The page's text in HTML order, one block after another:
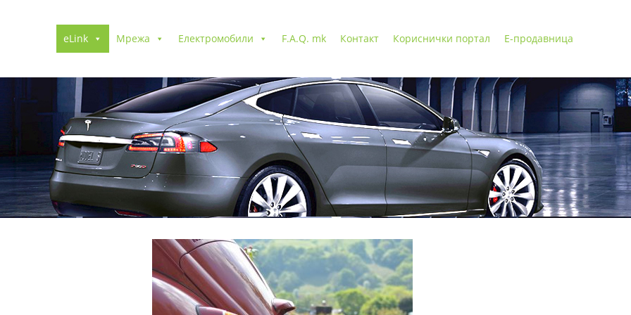
eLink Мрежа Електромобили F.A.Q. mk Контакт Кориснички портал Е-продавница